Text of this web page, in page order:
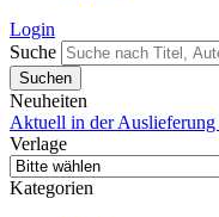
Login
Suche
Neuheiten
Aktuell in der Auslieferung
Verlage
Kategorien